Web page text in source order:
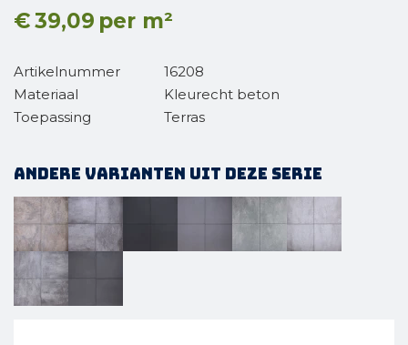
€39,09 per m²
Artikelnummer
16208
Materiaal
Kleurecht beton
Toepassing
Terras
Andere varianten uit deze serie